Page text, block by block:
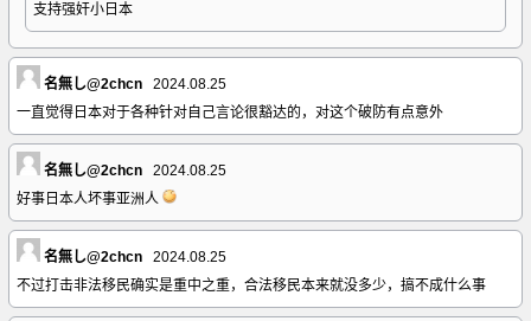
支持强奸小日本
名無し@2chcn
2024.08.25
一直觉得日本对于各种针对自己言论很豁达的，对这个破防有点意外
名無し@2chcn
2024.08.25
好事日本人坏事亚洲人
名無し@2chcn
2024.08.25
不过打击非法移民确实是重中之重，合法移民本来就没多少，搞不成什么事